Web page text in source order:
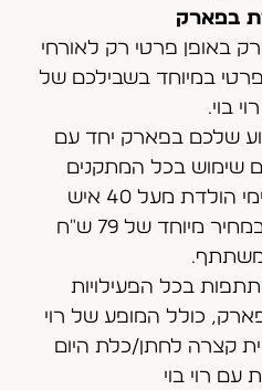
בפארק
באופן פרטי רק לאורחי
במיוחד בשבילכם של
רוי בוי.
שלכם בפארק יחד עם
שימוש בכל המתקנים
בקניה מרוכזת לימי הולדת מעל 40 איש
(מבוגרים וילדים), במחיר מיוחד של 79 ש"ח
בכל הפעילויות
כולל המופע של רוי
קצרה לחתן/כלת היום
עם רוי בוי